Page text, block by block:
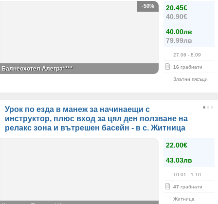
20.45€
40.90€
40.00лв
79.99лв
27.06 - 8.09
16 грабнати
Златни пясъци
-50%
Балнеохотел Алегра****
Урок по езда в манеж за начинаещи с
инструктор, плюс вход за цял ден ползване на
релакс зона и вътрешен басейн - в с. Житница
22.00€
43.03лв
10.01 - 1.10
47 грабнати
Житница